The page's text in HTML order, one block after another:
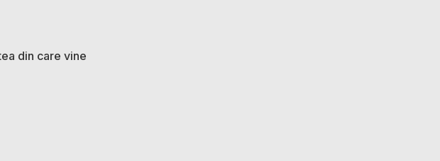
din care vine